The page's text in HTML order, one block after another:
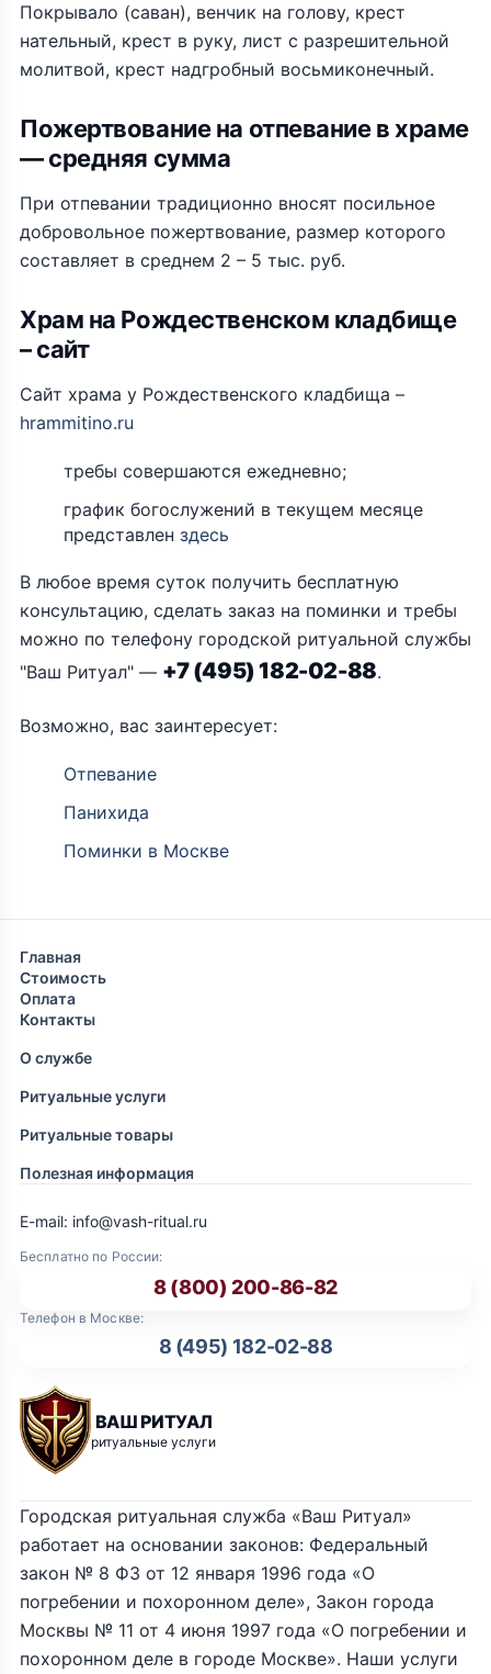
Покрывало (саван), венчик на голову, крест
нательный, крест в руку, лист с разрешительной
молитвой, крест надгробный восьмиконечный.
Пожертвование на отпевание в храме
— средняя сумма
При отпевании традиционно вносят посильное
добровольное пожертвование, размер которого
составляет в среднем 2 – 5 тыс. руб.
Храм на Рождественском кладбище
– сайт
Сайт храма у Рождественского кладбища –
hrammitino.ru
требы совершаются ежедневно;
график богослужений в текущем месяце
представлен здесь
В любое время суток получить бесплатную
консультацию, сделать заказ на поминки и требы
можно по телефону городской ритуальной службы
"Ваш Ритуал" — +7 (495) 182-02-88.
Возможно, вас заинтересует:
Отпевание
Панихида
Поминки в Москве
Главная
Стоимость
Оплата
Контакты
О службе
Ритуальные услуги
Ритуальные товары
Полезная информация
ВАШ РИТУАЛ
ритуальные услуги
Бесплатно по России:
8 (800) 200-86-82
Телефон в Москве:
8 (495) 182-02-88
E-mail: info@vash-ritual.ru
Городская ритуальная служба «Ваш Ритуал»
работает на основании законов: Федеральный
закон № 8 ФЗ от 12 января 1996 года «О
погребении и похоронном деле», Закон города
Москвы № 11 от 4 июня 1997 года «О погребении и
похоронном деле в городе Москве». Наши услуги